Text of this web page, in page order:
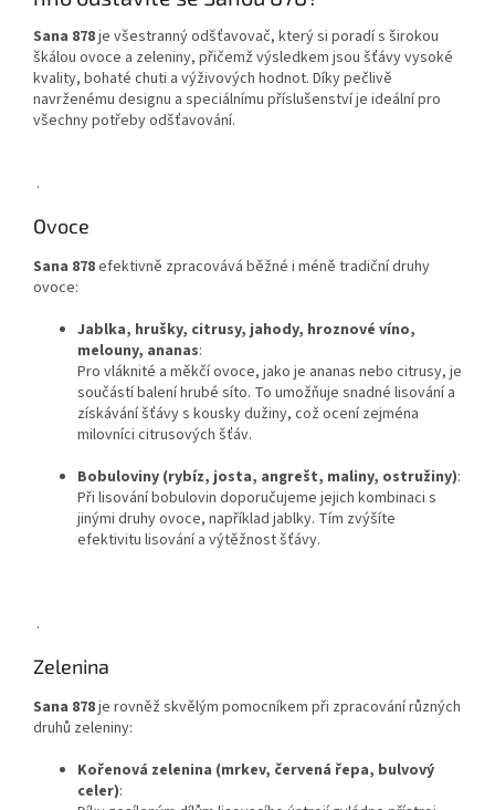
Sana 878je všestranný odšťavovač, který si poradí s širokou
škálou ovoce a zeleniny, přičemž výsledkem jsou šťávy vysoké
kvality, bohaté chuti a výživových hodnot. Díky pečlivě
navrženému designu a speciálnímu příslušenství je ideální pro
všechny potřeby odšťavování.
.
Ovoce
Sana 878efektivně zpracovává běžné i méně tradiční druhy
ovoce:
Jablka, hrušky, citrusy, jahody, hroznové víno,
melouny, ananas:
Pro vláknité a měkčí ovoce, jako je ananas nebo citrusy, je
součástí balení hrubé síto. To umožňuje snadné lisování a
získávání šťávy s kousky dužiny, což ocení zejména
milovníci citrusových šťáv.
Bobuloviny (rybíz, josta, angrešt, maliny, ostružiny):
Při lisování bobulovin doporučujeme jejich kombinaci s
jinými druhy ovoce, například jablky. Tím zvýšíte
efektivitu lisování a výtěžnost šťávy.
.
Zelenina
Sana 878je rovněž skvělým pomocníkem při zpracování různých
druhů zeleniny:
Kořenová zelenina (mrkev, červená řepa, bulvový
celer):